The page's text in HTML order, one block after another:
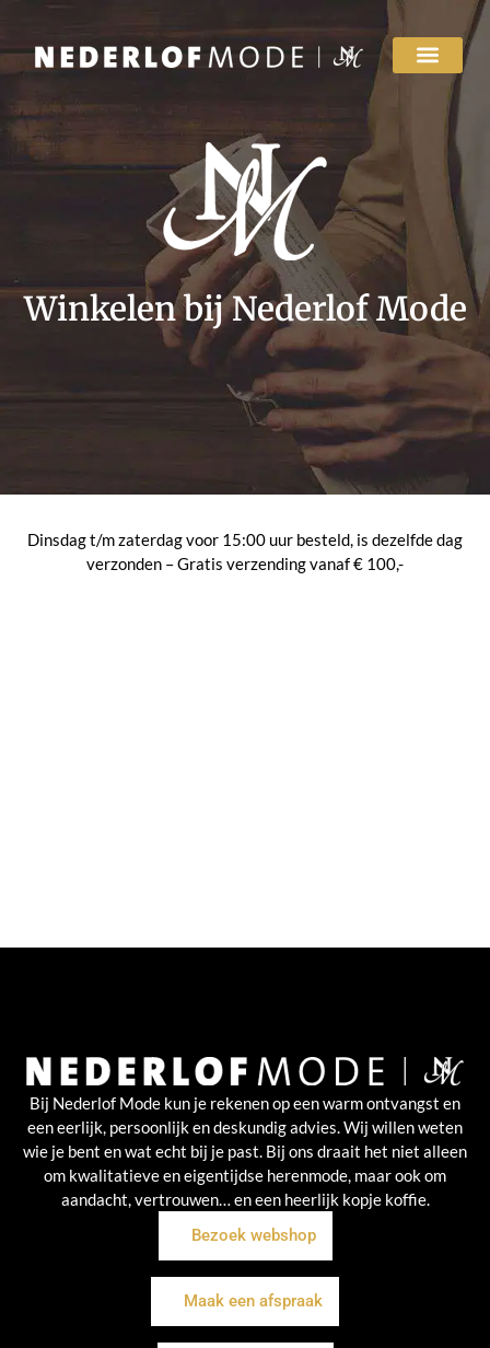
Winkelen bij Nederlof Mode
Dinsdag t/m zaterdag voor 15:00 uur besteld, is dezelfde dag
verzonden – Gratis verzending vanaf € 100,-
Bij Nederlof Mode kun je rekenen op een warm ontvangst en
een eerlijk, persoonlijk en deskundig advies. Wij willen weten
wie je bent en wat echt bij je past. Bij ons draait het niet alleen
om kwalitatieve en eigentijdse herenmode, maar ook om
aandacht, vertrouwen… en een heerlijk kopje koffie.
Bezoek webshop
Maak een afspraak